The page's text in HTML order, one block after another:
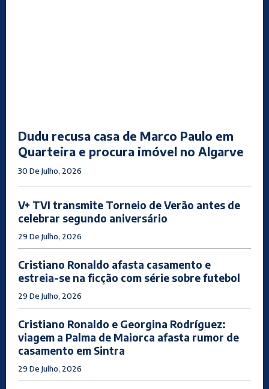
Dudu recusa casa de Marco Paulo em
Quarteira e procura imóvel no Algarve
30 De Julho, 2026
V+ TVI transmite Torneio de Verão antes de
celebrar segundo aniversário
29 De Julho, 2026
Cristiano Ronaldo afasta casamento e
estreia-se na ficção com série sobre futebol
29 De Julho, 2026
Cristiano Ronaldo e Georgina Rodríguez:
viagem a Palma de Maiorca afasta rumor de
casamento em Sintra
29 De Julho, 2026